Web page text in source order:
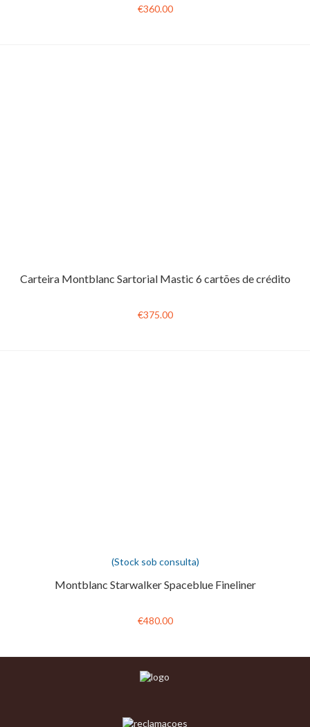
€360.00
Carteira Montblanc Sartorial Mastic 6 cartões de crédito
€375.00
(Stock sob consulta)
Montblanc Starwalker Spaceblue Fineliner
€480.00